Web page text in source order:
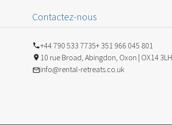
Contactez-nous
+44 790 533 7735+ 351 966 045 801
10 rue Broad, Abingdon, Oxon | OX14 3LH
info@rental-retreats.co.uk